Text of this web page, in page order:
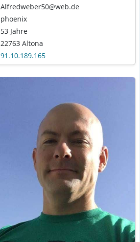
Alfredweber50@web.de
phoenix
53 Jahre
22763 Altona
91.10.189.165